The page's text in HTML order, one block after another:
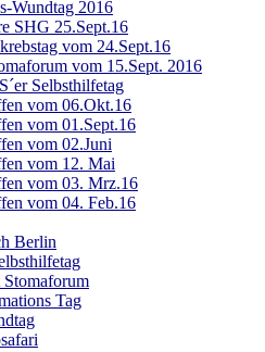
Wundtag 2016
SHG 25.Sept.16
vom 24.Sept.16
vom 15.Sept. 2016
Selbsthilfetag
vom 06.Okt.16
vom 01.Sept.16
vom 02.Juni
vom 12. Mai
vom 03. Mrz.16
vom 04. Feb.16
Berlin
Tag